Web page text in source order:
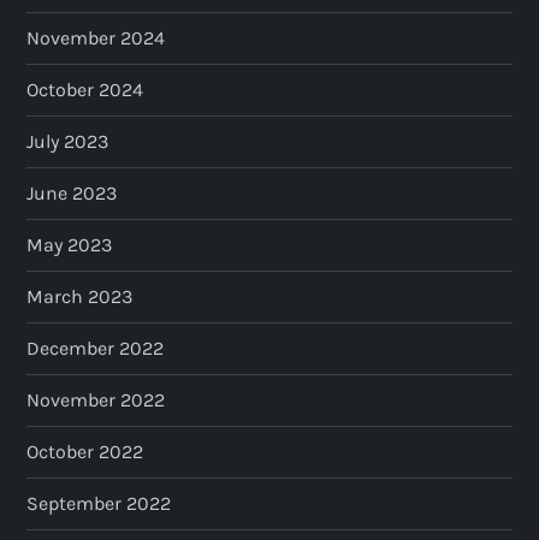
November 2024
October 2024
July 2023
June 2023
May 2023
March 2023
December 2022
November 2022
October 2022
September 2022